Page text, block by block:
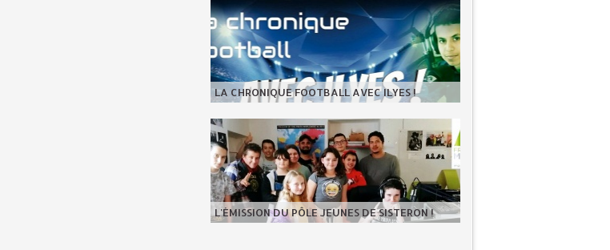
LA CHRONIQUE FOOTBALL AVEC ILYES !
L'ÉMISSION DU PÔLE JEUNES DE SISTERON !